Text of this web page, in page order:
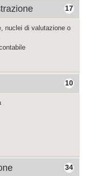
17
nuclei di valutazione o
10
34